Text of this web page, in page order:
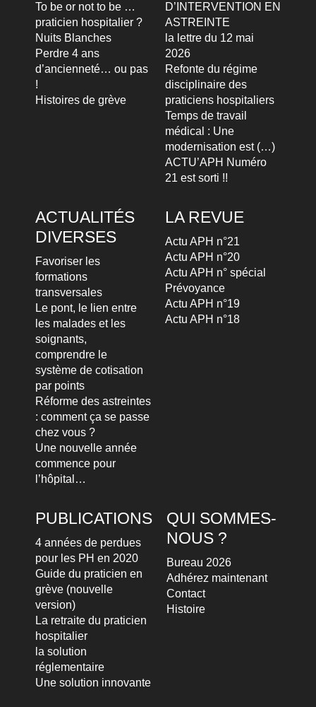
To be or not to be …
praticien hospitalier ?
Nuits Blanches
Perdre 4 ans
d’ancienneté… ou pas
!
Histoires de grève
D’INTERVENTION EN
ASTREINTE
la lettre du 12 mai
2026
Refonte du régime
disciplinaire des
praticiens hospitaliers
Temps de travail
médical : Une
modernisation est (…)
ACTU’APH Numéro
21 est sorti !!
ACTUALITÉS
DIVERSES
Favoriser les
formations
transversales
Le pont, le lien entre
les malades et les
soignants,
comprendre le
système de cotisation
par points
Réforme des astreintes
: comment ça se passe
chez vous ?
Une nouvelle année
commence pour
l’hôpital…
LA REVUE
Actu APH n°21
Actu APH n°20
Actu APH n° spécial
Prévoyance
Actu APH n°19
Actu APH n°18
PUBLICATIONS
4 années de perdues
pour les PH en 2020
Guide du praticien en
grève (nouvelle
version)
La retraite du praticien
hospitalier
la solution
réglementaire
Une solution innovante
QUI SOMMES-
NOUS ?
Bureau 2026
Adhérez maintenant
Contact
Histoire